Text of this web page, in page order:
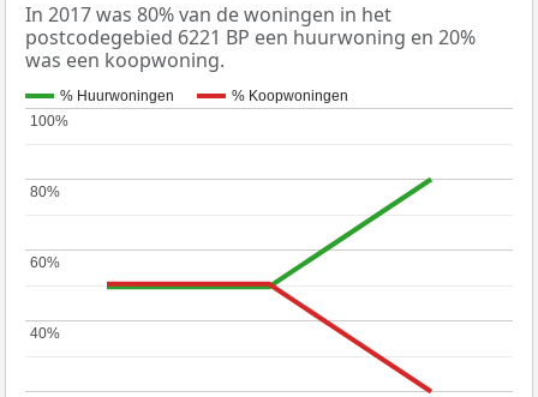
In 2017 was 80% van de woningen in het
postcodegebied 6221 BP een huurwoning en 20%
was een koopwoning.
% Huurwoningen % Koopwoningen
40%
40%
60%
60%
80%
80%
100%
100%